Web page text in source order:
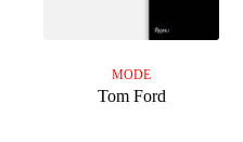
MODE
Tom Ford